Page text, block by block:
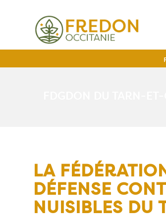
LA
DÉFENSE
NUISIBLES DU